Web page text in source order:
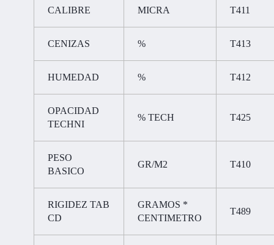
CALIBRE MICRA T411
CENIZAS % T413
HUMEDAD % T412
OPACIDAD
TECHNI
% TECH T425
PESO
BASICO
GR/M2 T410
RIGIDEZ TAB
CD
GRAMOS *
CENTIMETRO
T489